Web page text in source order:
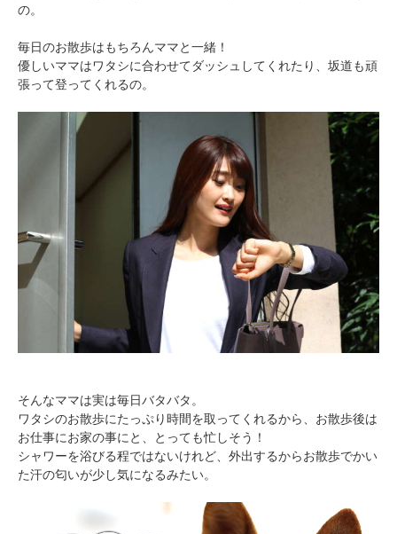
の。
毎日のお散歩はもちろんママと一緒！
優しいママはワタシに合わせてダッシュしてくれたり、坂道も頑
張って登ってくれるの。
そんなママは実は毎日バタバタ。
ワタシのお散歩にたっぷり時間を取ってくれるから、お散歩後は
お仕事にお家の事にと、とっても忙しそう！
シャワーを浴びる程ではないけれど、外出するからお散歩でかい
た汗の匂いが少し気になるみたい。